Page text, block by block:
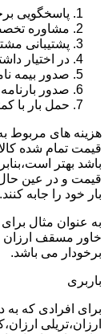
پاسخگویی
مشاوره
پشتیبانی
در اختیار
صدور بیمه
صدور
حمل بار با
هزینه های مربوط
قیمت تمام شده
باشد بهتر
قیمت و در عین حال
بار خود را جابه کنند.
به عنوان مثال
خاور مسقف ارزان
برخودار می باشد.
باربری
برای افرادی که به
ارزان،تریلی